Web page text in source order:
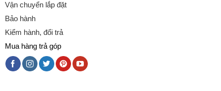
Vận chuyển lắp đặt
Bảo hành
Kiểm hành, đổi trả
Mua hàng trả góp